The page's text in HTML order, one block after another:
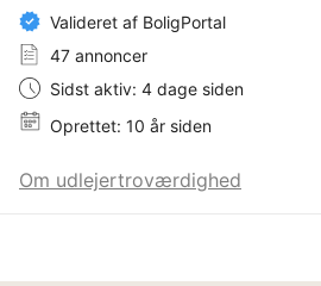
Valideret af BoligPortal
47 annoncer
Sidst aktiv: 4 dage siden
Oprettet: 10 år siden
Om udlejertroværdighed